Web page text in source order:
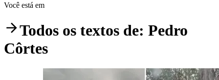
Você está em
Todos os textos de: Pedro
Côrtes